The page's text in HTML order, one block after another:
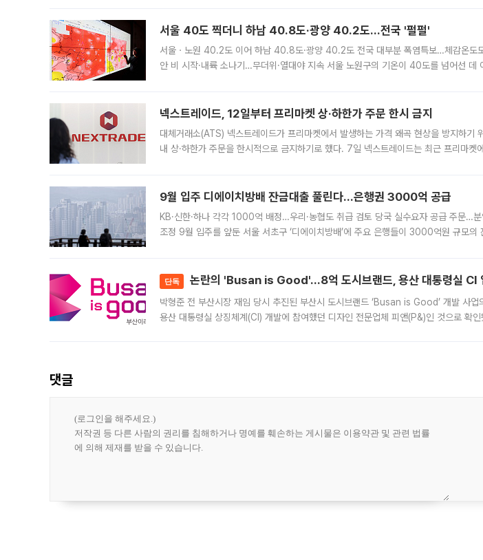
서울 40도 찍더니 하남 40.8도·광양 40.2도…전국 '펄펄'
서울ㆍ노원 40.2도 이어 하남 40.8도·광양 40.2도 전국 대부분 폭염특보…체감온도
안 비 시작·내륙 소나기…무더위·열대야 지속 서울 노원구의 기온이 40도를 넘어선 데
넥스트레이드, 12일부터 프리마켓 상·하한가 주문 한시 금지
대체거래소(ATS) 넥스트레이드가 프리마켓에서 발생하는 가격 왜곡 현상을 방지하기
내 상·하한가 주문을 한시적으로 금지하기로 했다. 7일 넥스트레이드는 최근 프리마켓
9월 입주 디에이치방배 잔금대출 풀린다…은행권 3000억 공급
KB·신한·하나 각각 1000억 배정…우리·농협도 취급 검토 당국 실수요자 공급 주문…분
조정 9월 입주를 앞둔 서울 서초구 ‘디에이치방배’에 주요 은행들이 3000억원 규모의
단독 논란의 'Busan is Good'…8억 도시브랜드, 용산 대통령실 CI
박형준 전 부산시장 재임 당시 추진된 부산시 도시브랜드 ‘Busan is Good’ 개발 사업
용산 대통령실 상징체계(CI) 개발에 참여했던 디자인 전문업체 피앤(P&)인 것으로 확
댓글